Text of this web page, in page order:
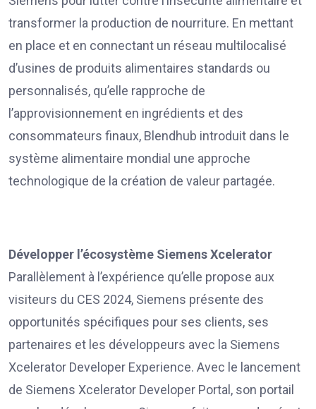
transformer la production de nourriture. En mettant
en place et en connectant un réseau multilocalisé
d’usines de produits alimentaires standards ou
personnalisés, qu’elle rapproche de
l’approvisionnement en ingrédients et des
consommateurs finaux, Blendhub introduit dans le
système alimentaire mondial une approche
technologique de la création de valeur partagée.
Développer l’écosystème Siemens Xcelerator
Parallèlement à l’expérience qu’elle propose aux
visiteurs du CES 2024, Siemens présente des
opportunités spécifiques pour ses clients, ses
partenaires et les développeurs avec la Siemens
Xcelerator Developer Experience. Avec le lancement
de Siemens Xcelerator Developer Portal, son portail